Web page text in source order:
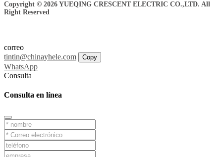
Copyright © 2026 YUEQING CRESCENT ELECTRIC CO.,LTD. All
Right Reserved
correo
tintin@chinayhele.com
Copy
WhatsApp
Consulta
Consulta en línea